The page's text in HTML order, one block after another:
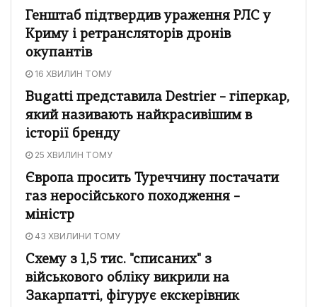
Генштаб підтвердив ураження РЛС у
Криму і ретрансляторів дронів
окупантів
16 ХВИЛИН ТОМУ
Bugatti представила Destrier – гіперкар,
який називають найкрасивішим в
історії бренду
25 ХВИЛИН ТОМУ
Європа просить Туреччину постачати
газ неросійського походження –
міністр
43 ХВИЛИНИ ТОМУ
Схему з 1,5 тис. "списаних" з
військового обліку викрили на
Закарпатті, фігурує екскерівник